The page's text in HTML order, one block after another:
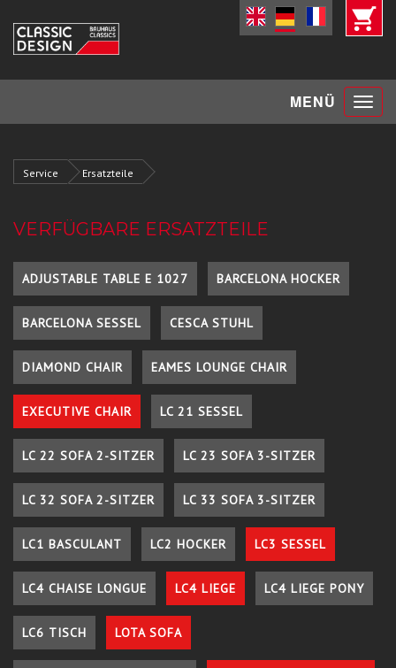
MENÜ Toggle
Service Ersatzteile
VERFÜGBARE ERSATZTEILE
ADJUSTABLE TABLE E 1027 BARCELONA HOCKER
BARCELONA SESSEL CESCA STUHL
DIAMOND CHAIR EAMES LOUNGE CHAIR
EXECUTIVE CHAIR LC 21 SESSEL
LC 22 SOFA 2-SITZER LC 23 SOFA 3-SITZER
LC 32 SOFA 2-SITZER LC 33 SOFA 3-SITZER
LC1 BASCULANT LC2 HOCKER LC3 SESSEL
LC4 CHAISE LONGUE LC4 LIEGE LC4 LIEGE PONY
LC6 TISCH LOTA SOFA